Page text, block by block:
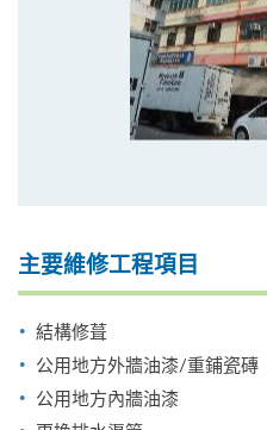
主要維修工程項目
結構修葺
公用地方外牆油漆/重鋪瓷磚
公用地方內牆油漆